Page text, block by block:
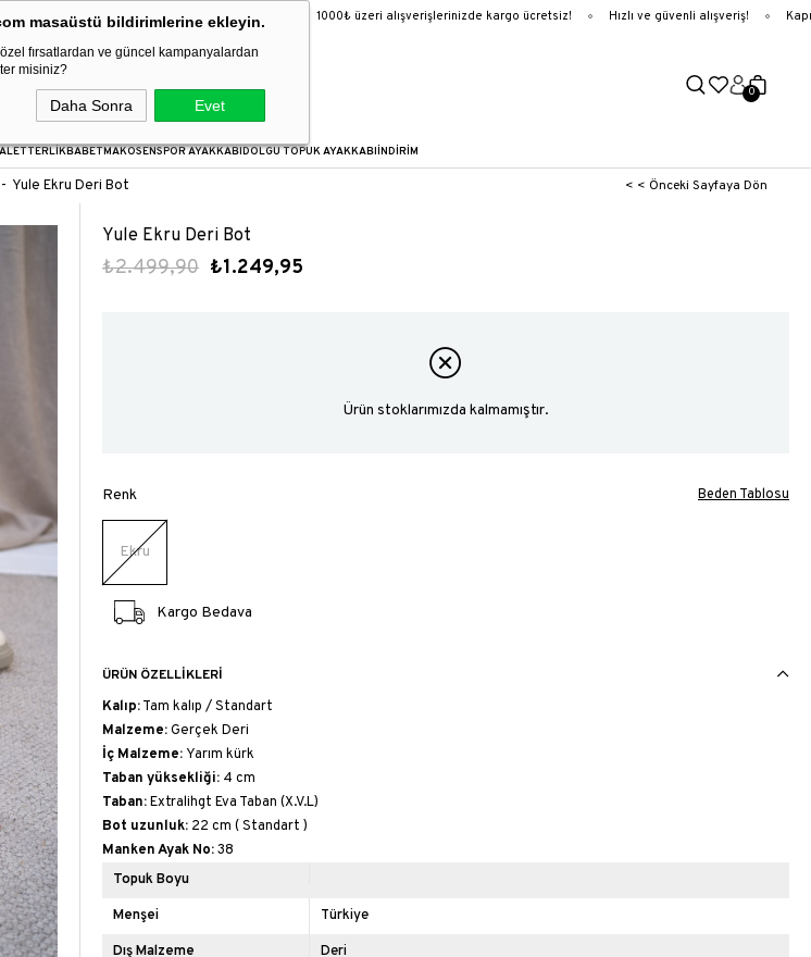
masaüstü bildirimlerine ekleyin.
fırsatlardan ve güncel kampanyalardan
misiniz?
Daha Sonra Evet
kadar verilen siparişler aynı gün kargoda! 1000₺ üzeri alışverişlerinizde kargo ücretsiz! Hızlı ve güvenli alışveriş!
0
TERLİKBABETMAKOSENSPOR AYAKKABIDOLGU TOPUK AYAKKABIİNDİRİM
Yule Ekru Deri Bot < < Önceki Sayfaya Dön
Yule Ekru Deri Bot
₺2.499,90 ₺1.249,95
Ürün stoklarımızda kalmamıştır.
Renk
Ekru
Beden Tablosu
Kargo Bedava
ÜRÜN ÖZELLIKLERI
Kalıp:Tam kalıp / Standart
Malzeme:Gerçek Deri
İç Malzeme: Yarım kürk
Taban yüksekliği: 4 cm
Taban:Extralihgt Eva Taban (X.V.L)
Bot uzunluk: 22 cm ( Standart )
Manken Ayak No:38
Topuk Boyu
Menşei Türkiye
Dış Malzeme Deri